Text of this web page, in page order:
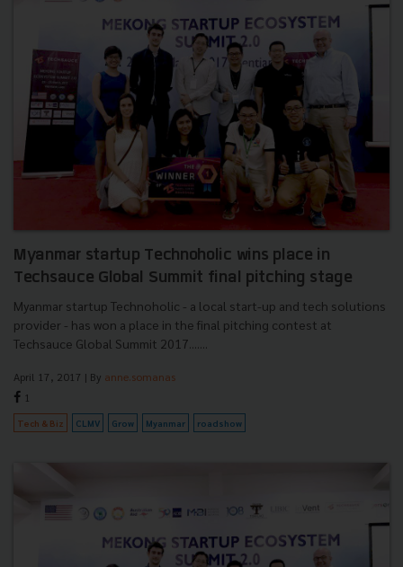
Myanmar startup Technoholic wins place in
Techsauce Global Summit final pitching stage
Myanmar startup Technoholic - a local start-up and tech solutions
provider - has won a place in the final pitching contest at
Techsauce Global Summit 2017.......
April 17, 2017 | By anne.somanas
1
Tech & Biz CLMV Grow Myanmar roadshow